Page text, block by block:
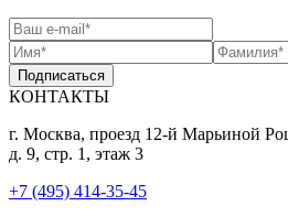
Подписаться
КОНТАКТЫ
г. Москва, проезд 12-й Марьиной
д. 9, стр. 1, этаж 3
+7 (495) 414-35-45